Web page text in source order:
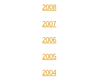
2008
2007
2006
2005
2004